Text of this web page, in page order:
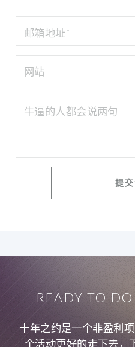
READY TO
十年之约是一个非盈利
个活动更好的走下去，